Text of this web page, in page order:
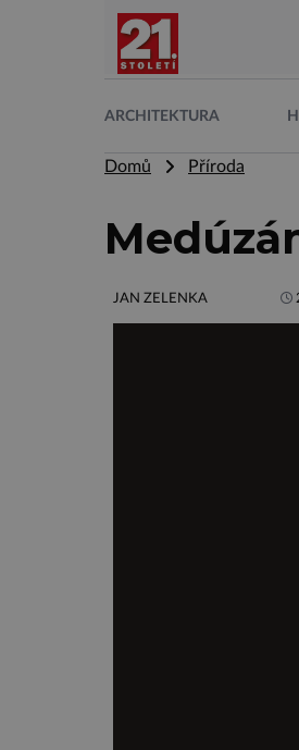
ARCHITEKTURA
Domů Příroda
JAN ZELENKA